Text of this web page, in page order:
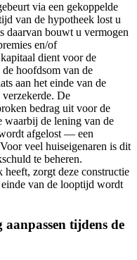
via een gekoppelde
van de hypotheek lost u
daarvan bouwt u vermogen
en/of
dient voor de
hoofdsom van de
aan het einde van de
De
bedrag uit voor de
waarbij de lening van de
afgelost — een
veel huiseigenaren is dit
te beheren.
zorgt deze constructie
van de looptijd wordt
tijdens de